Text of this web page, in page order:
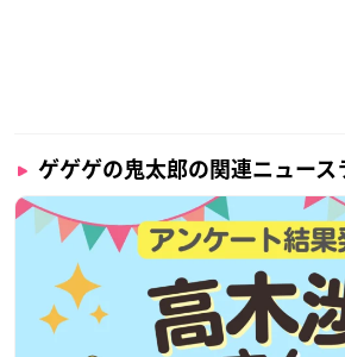
ゲゲゲの鬼太郎の関連ニュース